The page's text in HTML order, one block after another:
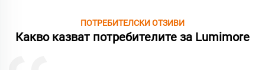
ПОТРЕБИТЕЛСКИ ОТЗИВИ
Какво казват потребителите за Lumimore